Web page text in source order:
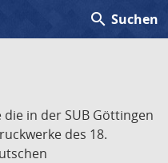
search Suchen
in der SUB Göttingen
des 18.